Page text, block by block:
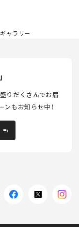
ギャラリー
りだくさんでお届
もお知らせ中！